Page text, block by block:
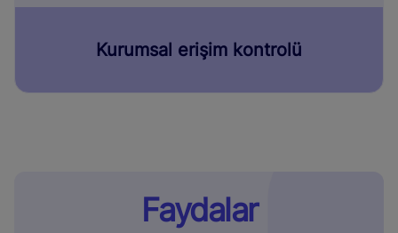
Kurumsal erişim kontrolü
Faydalar